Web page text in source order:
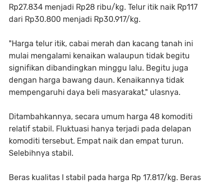
Rp27.834 menjadi Rp28 ribu/kg. Telur itik naik Rp117
dari Rp30.800 menjadi Rp30.917/kg.
"Harga telur itik, cabai merah dan kacang tanah ini
mulai mengalami kenaikan walaupun tidak begitu
signifikan dibandingkan minggu lalu. Begitu juga
dengan harga bawang daun. Kenaikannya tidak
mempengaruhi daya beli masyarakat," ulasnya.
Ditambahkannya, secara umum harga 48 komoditi
relatif stabil. Fluktuasi hanya terjadi pada delapan
komoditi tersebut. Empat naik dan empat turun.
Selebihnya stabil.
Beras kualitas I stabil pada harga Rp 17.817/kg. Beras